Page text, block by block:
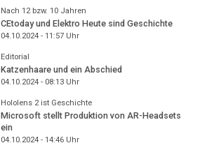
Nach 12 bzw. 10 Jahren
CEtoday und Elektro Heute sind Geschichte
04.10.2024 - 11:57Uhr
Editorial
Katzenhaare und ein Abschied
04.10.2024 - 08:13Uhr
Hololens 2 ist Geschichte
Microsoft stellt Produktion von AR-Headsets
ein
04.10.2024 - 14:46Uhr